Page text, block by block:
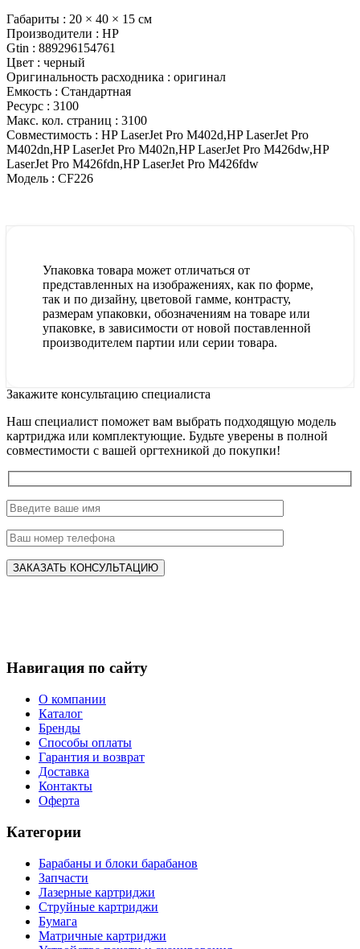
Габариты : 20 × 40 × 15 см
Производители : HP
Gtin : 889296154761
Цвет : черный
Оригинальность расходника : оригинал
Емкость : Стандартная
Ресурс : 3100
Макс. кол. страниц : 3100
Совместимость : HP LaserJet Pro M402d,HP LaserJet Pro
M402dn,HP LaserJet Pro M402n,HP LaserJet Pro M426dw,HP
LaserJet Pro M426fdn,HP LaserJet Pro M426fdw
Модель : CF226
Упаковка товара может отличаться от
представленных на изображениях, как по форме,
так и по дизайну, цветовой гамме, контрасту,
размерам упаковки, обозначениям на товаре или
упаковке, в зависимости от новой поставленной
производителем партии или серии товара.
Закажите консультацию специалиста
Наш специалист поможет вам выбрать подходящую модель
картриджа или комплектующие. Будьте уверены в полной
совместимости с вашей оргтехникой до покупки!
Навигация по сайту
О компании
Каталог
Бренды
Способы оплаты
Гарантия и возврат
Доставка
Контакты
Оферта
Категории
Барабаны и блоки барабанов
Запчасти
Лазерные картриджи
Струйные картриджи
Бумага
Матричные картриджи